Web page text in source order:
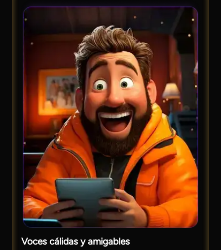
Voces cálidas y amigables